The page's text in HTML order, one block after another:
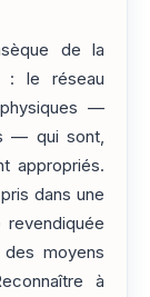
de la
: le réseau
—
— qui sont,
appropriés.
dans une
revendiquée
moyens
à